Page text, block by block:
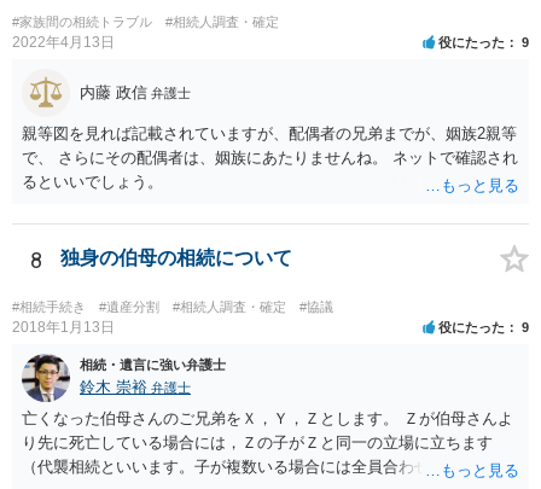
#家族間の相続トラブル #相続人調査・確定
2022年4月13日 役にたった 9
内藤 政信 弁護士
親等図を見れば記載されていますが、配偶者の兄弟までが、姻族2親等
で、 さらにその配偶者は、姻族にあたりませんね。 ネットで確認され
るといいでしょう。
8 独身の伯母の相続について
#相続手続き #遺産分割 #相続人調査・確定 #協議
2018年1月13日 役にたった 9
相続・遺言に強い弁護士
鈴木 崇裕 弁護士
亡くなった伯母さんのご兄弟をＸ，Ｙ，Ｚとします。 Ｚが伯母さんよ
り先に死亡している場合には，Ｚの子がＺと同一の立場に立ちます
（代襲相続といいます。子が複数いる場合には全員合わせてＺと同一